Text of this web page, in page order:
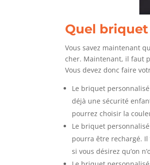
Quel
Vous savez maintenant
cher. Maintenant, il faut
Vous devez donc faire
Le briquet
déjà une sécurité
pourrez choisir la
Le briquet
pourra être rechargé.
si vous désirez qu’on